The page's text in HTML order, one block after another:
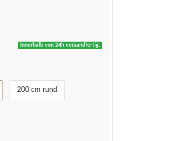
Innerhalb von 24h versandfertig.
200 cm rund